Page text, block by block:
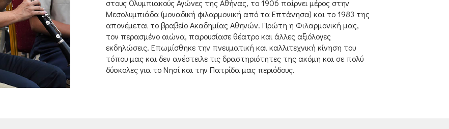
στους Ολυμπιακούς Αγώνες της Αθήνας, το 1906 παίρνει μέρος στην
Μεσολυμπιάδα (μοναδική φιλαρμονική από τα Επτάνησα) και το 1983 της
απονέμεται το βραβείο Ακαδημίας Αθηνών. Πρώτη η Φιλαρμονική μας,
τον περασμένο αιώνα, παρουσίασε θέατρο και άλλες αξιόλογες
εκδηλώσεις. Επωμίσθηκε την πνευματική και καλλιτεχνική κίνηση του
τόπου μας και δεν ανέστειλε τις δραστηριότητες της ακόμη και σε πολύ
δύσκολες για το Νησί και την Πατρίδα μας περιόδους.